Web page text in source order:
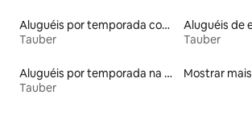
Aluguéis por temporada com sauna
Tauber
Tauber
Aluguéis por temporada na orla
Tauber
Mostrar mais